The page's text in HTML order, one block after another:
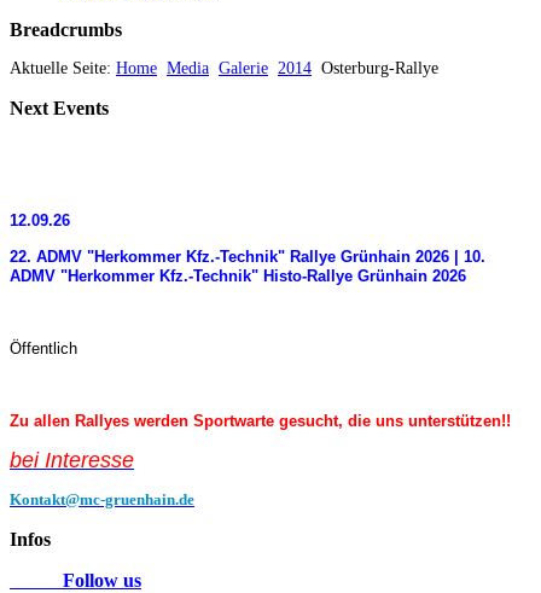
Breadcrumbs
Aktuelle Seite: Home Media Galerie 2014 Osterburg-Rallye
Next Events
12.09.26
22. ADMV "Herkommer Kfz.-Technik" Rallye Grünhain 2026 | 10.
ADMV "Herkommer Kfz.-Technik" Histo-Rallye Grünhain 2026
Öffentlich
Zu allen Rallyes werden Sportwarte gesucht, die uns unterstützen!!
bei Interesse
Kontakt@mc-gruenhain.de
Infos
Follow us